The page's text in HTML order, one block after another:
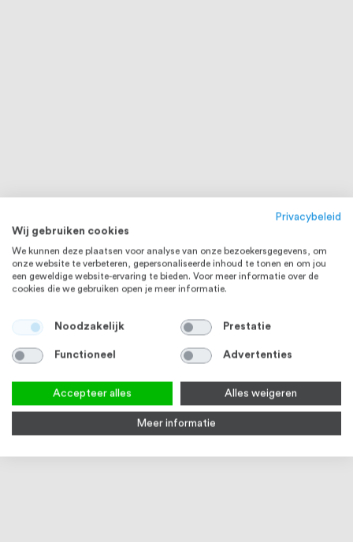
Privacybeleid
Wij gebruiken cookies
We kunnen deze plaatsen voor analyse van onze bezoekersgegevens, om
onze website te verbeteren, gepersonaliseerde inhoud te tonen en om jou
een geweldige website-ervaring te bieden. Voor meer informatie over de
cookies die we gebruiken open je meer informatie.
Noodzakelijk Prestatie
Functioneel Advertenties
Accepteer alles Alles weigeren
Meer informatie